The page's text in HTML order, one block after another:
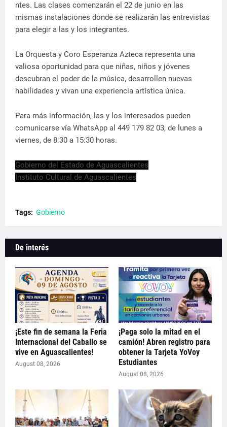
ntes. Las clases comenzarán el 22 de junio en las
mismas instalaciones donde se realizarán las entrevistas
para elegir a las y los integrantes.
La Orquesta y Coro Esperanza Azteca representa una
valiosa oportunidad para que niñas, niños y jóvenes
descubran el poder de la música, desarrollen nuevas
habilidades y vivan una experiencia artística única.
Para más información, las y los interesados pueden
comunicarse vía WhatsApp al 449 179 82 03, de lunes a
viernes, de 8:30 a 15:30 horas.
Gobierno del Estado de Aguascalientes
Instituto Cultural de Aguascalientes
Tags: Gobierno
De interés
¡Este fin de semana la Feria
Internacional del Caballo se
vive en Aguascalientes!
August 08, 2026
¡Paga solo la mitad en el
camión! Abren registro para
obtener la Tarjeta YoVoy
Estudiantes
August 08, 2026